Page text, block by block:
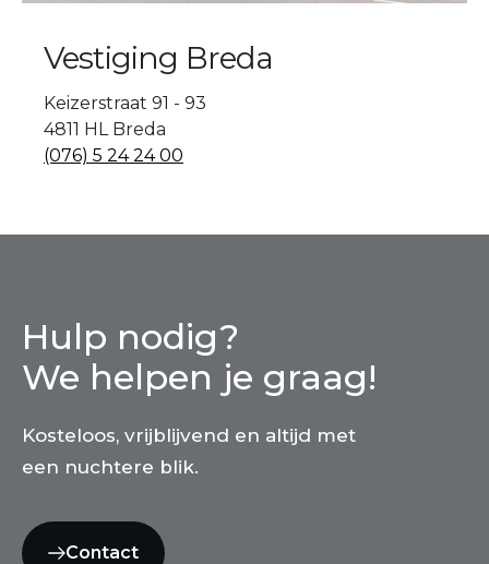
Vestiging Breda
Keizerstraat 91 - 93
4811 HL Breda
(076) 5 24 24 00
Hulp nodig?
We helpen je graag!
Kosteloos, vrijblijvend en altijd met
een nuchtere blik.
Contact